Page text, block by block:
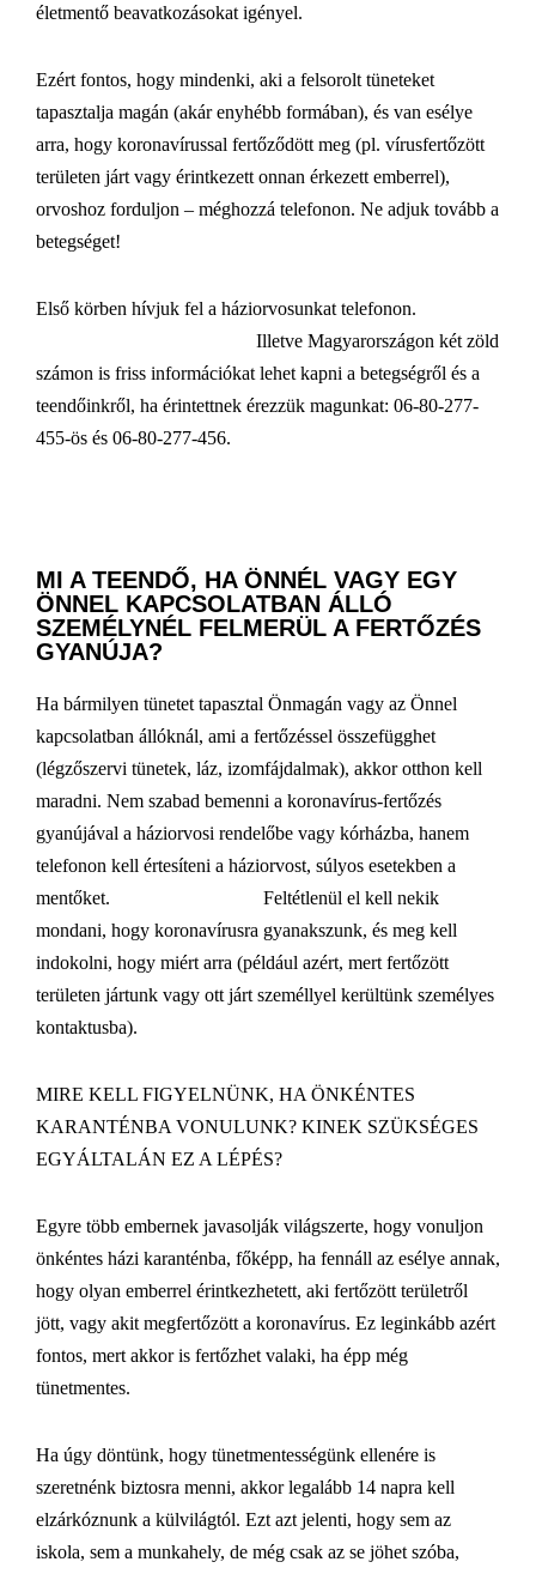
életmentő beavatkozásokat igényel.
Ezért fontos, hogy mindenki, aki a felsorolt tüneteket
tapasztalja magán (akár enyhébb formában), és van esélye
arra, hogy koronavírussal fertőződött meg (pl. vírusfertőzött
területen járt vagy érintkezett onnan érkezett emberrel),
orvoshoz forduljon – méghozzá telefonon. Ne adjuk tovább a
betegséget!
Első körben hívjuk fel a háziorvosunkat telefonon.
Illetve Magyarországon két zöld
számon is friss információkat lehet kapni a betegségről és a
teendőinkről, ha érintettnek érezzük magunkat: 06-80-277-
455-ös és 06-80-277-456.
MI A TEENDŐ, HA ÖNNÉL VAGY EGY
ÖNNEL KAPCSOLATBAN ÁLLÓ
SZEMÉLYNÉL FELMERÜL A FERTŐZÉS
GYANÚJA?
Ha bármilyen tünetet tapasztal Önmagán vagy az Önnel
kapcsolatban állóknál, ami a fertőzéssel összefügghet
(légzőszervi tünetek, láz, izomfájdalmak), akkor otthon kell
maradni. Nem szabad bemenni a koronavírus-fertőzés
gyanújával a háziorvosi rendelőbe vagy kórházba, hanem
telefonon kell értesíteni a háziorvost, súlyos esetekben a
mentőket. Feltétlenül el kell nekik
mondani, hogy koronavírusra gyanakszunk, és meg kell
indokolni, hogy miért arra (például azért, mert fertőzött
területen jártunk vagy ott járt személlyel kerültünk személyes
kontaktusba).
MIRE KELL FIGYELNÜNK, HA ÖNKÉNTES
KARANTÉNBA VONULUNK? KINEK SZÜKSÉGES
EGYÁLTALÁN EZ A LÉPÉS?
Egyre több embernek javasolják világszerte, hogy vonuljon
önkéntes házi karanténba, főképp, ha fennáll az esélye annak,
hogy olyan emberrel érintkezhetett, aki fertőzött területről
jött, vagy akit megfertőzött a koronavírus. Ez leginkább azért
fontos, mert akkor is fertőzhet valaki, ha épp még
tünetmentes.
Ha úgy döntünk, hogy tünetmentességünk ellenére is
szeretnénk biztosra menni, akkor legalább 14 napra kell
elzárkóznunk a külvilágtól. Ezt azt jelenti, hogy sem az
iskola, sem a munkahely, de még csak az se jöhet szóba,